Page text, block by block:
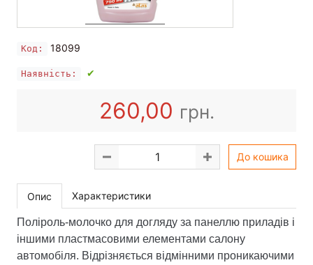
Код: 18099
Наявність: ✔
260,00 грн.
До кошика
Опис Характеристики
Поліроль-молочко для догляду за панеллю приладів і
іншими пластмасовими елементами салону
автомобіля. Відрізняється відмінними проникаючими